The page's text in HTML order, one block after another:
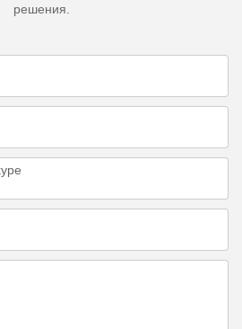
решения.